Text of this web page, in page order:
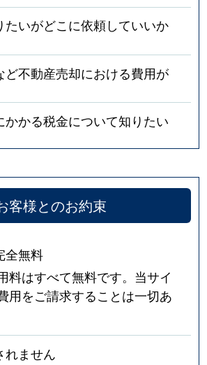
たいがどこに依頼していいか
ど不動産売却における費用が
かかる税金について知りたい
客様とのお約束
全無料
料はすべて無料です。当サイ
用をご請求することは一切あ
れません